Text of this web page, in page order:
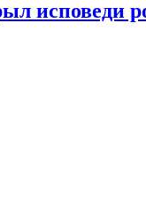
исповеди